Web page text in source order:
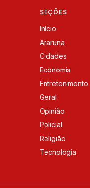
SEÇÕES
Início
Araruna
Cidades
Economia
Entretenimento
Geral
Opinião
Policial
Religião
Tecnologia